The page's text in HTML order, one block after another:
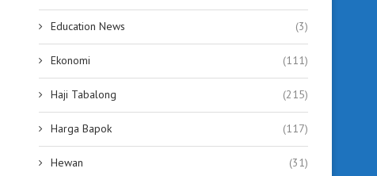
Education News (3)
Ekonomi (111)
Haji Tabalong (215)
Harga Bapok (117)
Hewan (31)